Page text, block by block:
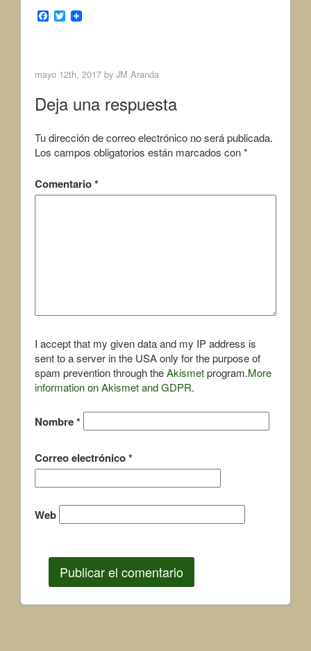
F
a
o
o
T
w
e
r
mayo 12th, 2017 by JM Aranda
Deja una respuesta
Tu dirección de correo electrónico no será publicada.
Los campos obligatorios están marcados con*
Comentario*
I accept that my given data and my IP address is
sent to a server in the USA only for the purpose of
spam prevention through theAkismetprogram.More
information on Akismet and GDPR.
Nombre*
Correo electrónico*
Web